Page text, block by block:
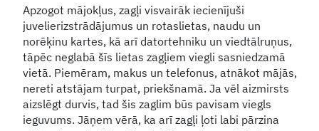
Apzogot mājokļus, zagļi visvairāk iecienījuši
juvelierizstrādājumus un rotaslietas, naudu un
norēķinu kartes, kā arī datortehniku un viedtālruņus,
tāpēc neglabā šīs lietas zagļiem viegli sasniedzamā
vietā. Piemēram, makus un telefonus, atnākot mājās,
nereti atstājam turpat, priekšnamā. Ja vēl aizmirsts
aizslēgt durvis, tad šis zaglim būs pavisam viegls
ieguvums. Jāņem vērā, ka arī zagļi ļoti labi pārzina